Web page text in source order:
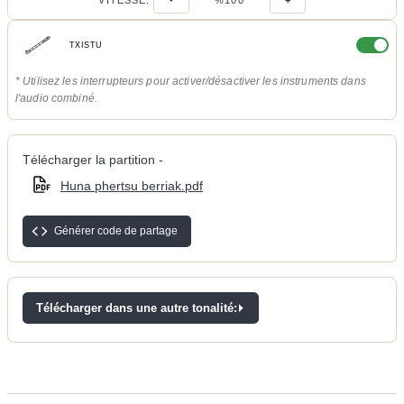
TXISTU
* Utilisez les interrupteurs pour activer/désactiver les instruments dans
l'audio combiné.
Télécharger la partition -
Huna phertsu berriak.pdf
Générer code de partage
Télécharger dans une autre tonalité: